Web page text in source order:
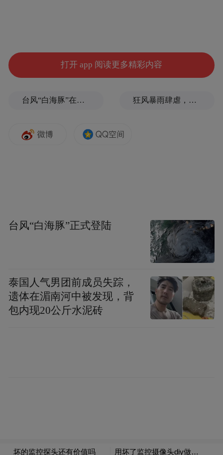
吴忠琼，女，汉族，1964年9月生，研究生，
打开 app 阅读更多精彩内容
台风“白海豚”在浙江玉环登陆，大片树木被吹倒 狂风暴雨肆虐，台州一家电厂遭受猛烈冲击
台风“白海豚”正式登陆
泰国人气男团前成员失踪，
遗体在湄南河中被发现，背
包内现20公斤水泥砖